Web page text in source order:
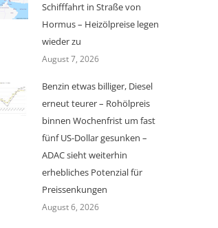
Schifffahrt in Straße von
Hormus – Heizölpreise legen
wieder zu
August 7, 2026
Benzin etwas billiger, Diesel
erneut teurer – Rohölpreis
binnen Wochenfrist um fast
fünf US-Dollar gesunken –
ADAC sieht weiterhin
erhebliches Potenzial für
Preissenkungen
August 6, 2026